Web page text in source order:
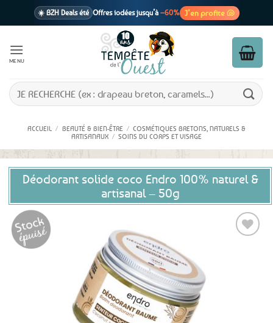
☀️ BZH Deals été Offres iodées jusqu’à –60% J’en profite 🐚
1 cadeau offertdès 39€ d’achats
En point relais dès 3,95€ seulement
MENU
Recherche
pour :
ACCUEIL / BEAUTÉ & BIEN-ÊTRE / COSMÉTIQUES BRETONS, NATURELS &
ARTISANAUX / SOINS DU CORPS ET VISAGE
Déodorant solide coco Endro 100% naturel &
artisanal – 50g